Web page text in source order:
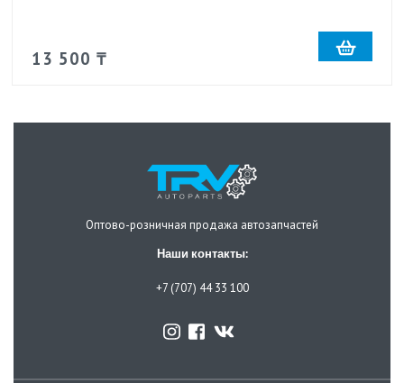
13 500 ₸
Оптово-розничная продажа автозапчастей
Наши контакты:
+7 (707) 44 33 100